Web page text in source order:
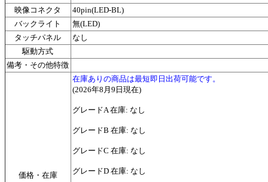
映像コネクタ
40pin(LED-BL)
バックライト
無(LED)
タッチパネル
なし
駆動方式
備考・その他特徴
価格・在庫
在庫ありの商品は最短即日出荷可能です。
(2026年8月9日現在)
グレードA 在庫: なし
グレードB 在庫: なし
グレードC 在庫: なし
グレードD 在庫: なし